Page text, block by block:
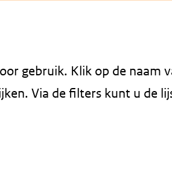
gebruik. Klik op de naam
Via de filters kunt u de